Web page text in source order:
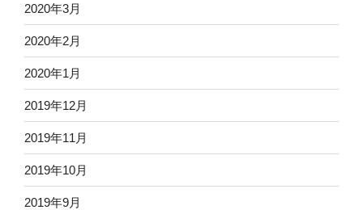
2020年3月
2020年2月
2020年1月
2019年12月
2019年11月
2019年10月
2019年9月